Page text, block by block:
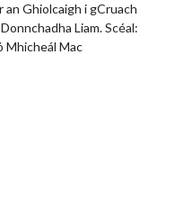
an Ghiolcaigh i gCruach
Liam. Scéal:
Mhicheál Mac